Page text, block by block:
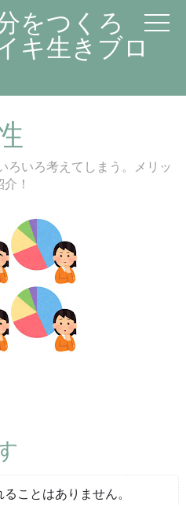
をつくろ
キ生きブロ
ろいろ考えてしまう。メリッ
！
ことはありません。